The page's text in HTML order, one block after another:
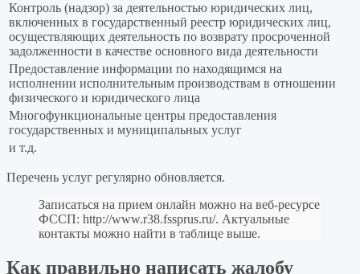
Контроль (надзор) за деятельностью юридических лиц,
включенных в государственный реестр юридических лиц,
осуществляющих деятельность по возврату просроченной
задолженности в качестве основного вида деятельности
Предоставление информации по находящимся на
исполнении исполнительным производствам в отношении
физического и юридического лица
Многофункциональные центры предоставления
государственных и муниципальных услуг
и т.д.
Перечень услуг регулярно обновляется.
Записаться на прием онлайн можно на веб-ресурсе
ФССП: http://www.r38.fssprus.ru/. Актуальные
контакты можно найти в таблице выше.
Как правильно написать жалобу